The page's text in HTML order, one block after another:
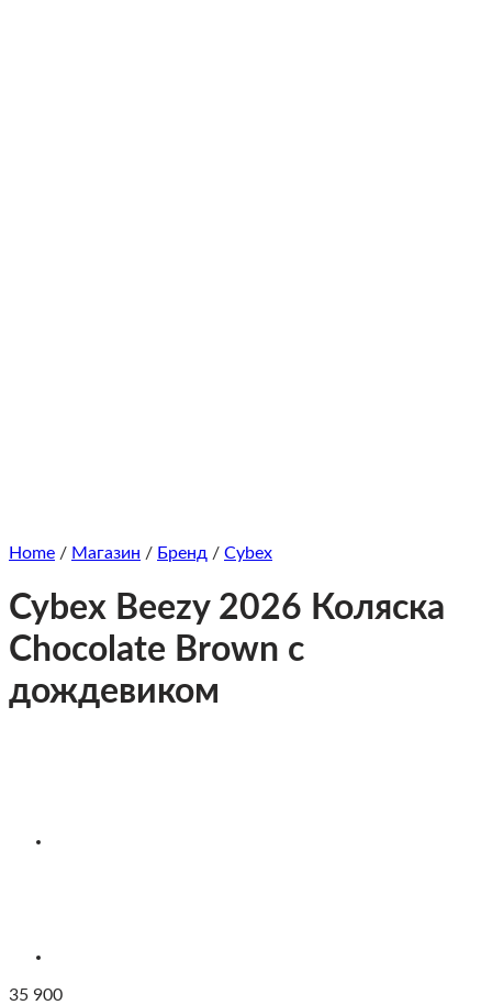
Home / Магазин / Бренд / Cybex
Cybex Beezy 2026 Коляска
Chocolate Brown c
дождевиком
35 900